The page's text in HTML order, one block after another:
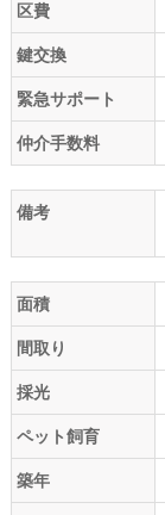
区費
鍵交換
緊急サポート
仲介手数料
備考
面積
間取り
採光
ペット飼育
築年